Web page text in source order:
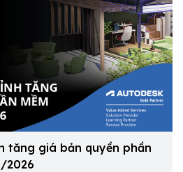
tăng giá bản quyền phần
2026